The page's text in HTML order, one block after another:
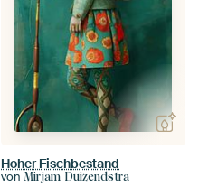
Hoher Fischbestand
von Mirjam Duizendstra